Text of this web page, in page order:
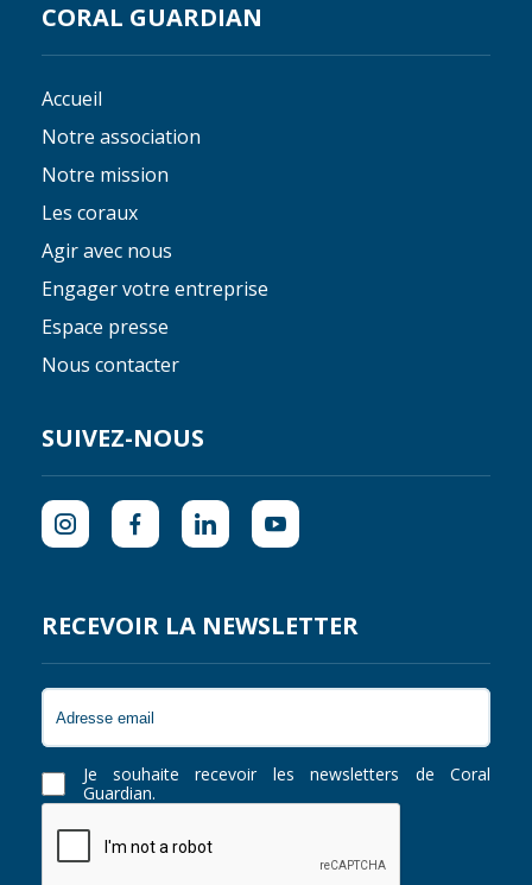
CORAL GUARDIAN
Accueil
Notre association
Notre mission
Les coraux
Agir avec nous
Engager votre entreprise
Espace presse
Nous contacter
SUIVEZ-NOUS
RECEVOIR LA NEWSLETTER
Je souhaite recevoir les newsletters de Coral
Guardian.